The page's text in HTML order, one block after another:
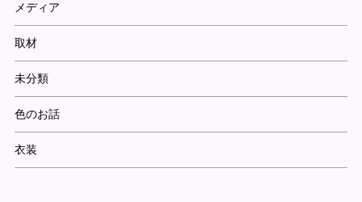
メディア
取材
未分類
色のお話
衣装